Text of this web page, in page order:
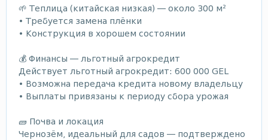
🌱 Теплица (китайская низкая) — около 300 м²
• Требуется замена плёнки
• Конструкция в хорошем состоянии
💰 Финансы — льготный агрокредит
Действует льготный агрокредит: 600 000 GEL
• Возможна передача кредита новому владельцу
• Выплаты привязаны к периоду сбора урожая
🧱 Почва и локация
Чернозём, идеальный для садов — подтверждено